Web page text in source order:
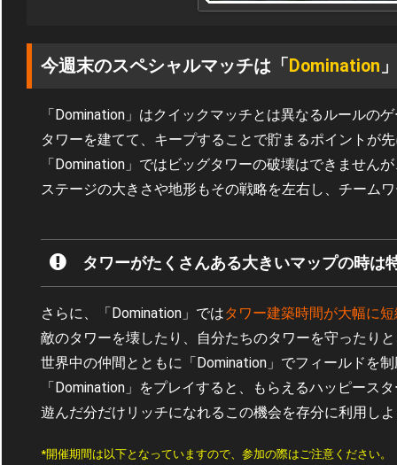
今週末のスペシャルマッチは「 Domination
「Domination」はクイックマッチとは異なるルールの
タワーを建てて、キープすることで貯まるポイントが
「Domination」ではビッグタワーの破壊はできません
ステージの大きさや地形もその戦略を左右し、チーム
タワーがたくさんある大きいマップの時は
さらに、「Domination」ではタワー建築時間が大幅に
敵のタワーを壊したり、自分たちのタワーを守ったり
世界中の仲間とともに「Domination」でフィールドを
「Domination」をプレイすると、もらえるハッピース
遊んだ分だけリッチになれるこの機会を存分に利用し
*開催期間は以下となっていますので、参加の際はご注意ください。